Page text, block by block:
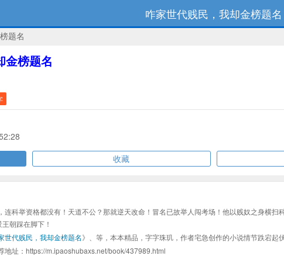
咋家世代贱民，我却金榜题名
题名
金榜题名
收藏
科举资格都没有！天道不公？那就逆天改命！冒名已故举人闯考场！他以贱奴之身横
朝踩在脚下！
世代贱民，我却金榜题名》、等，本本精品，字字珠玑，作者宅急创作的小说情节跌宕起
地址：https://m.ipaoshubaxs.net/book/437989.html